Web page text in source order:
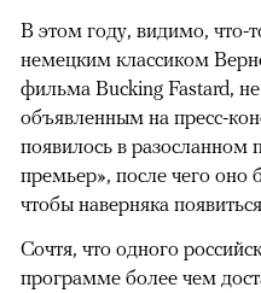
В этом году, видимо, что-
немецким классиком
фильма Bucking Fastard,
объявленным на пресс-
появилось в разосланном
премьер», после чего оно
чтобы наверняка
Сочтя, что одного
программе более чем